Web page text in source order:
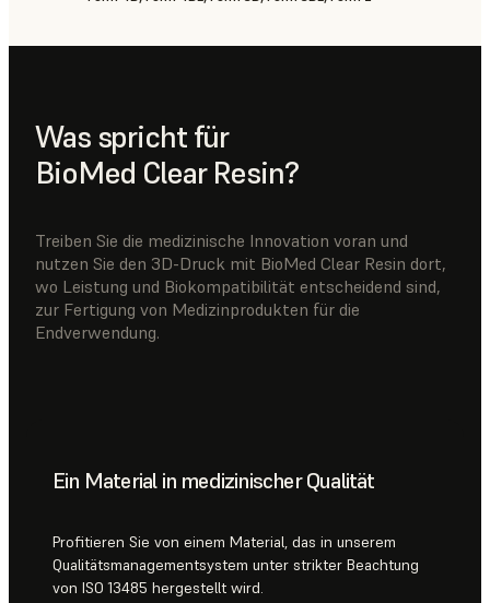
Was spricht für
BioMed Clear Resin?
Treiben Sie die medizinische Innovation voran und
nutzen Sie den 3D-Druck mit BioMed Clear Resin dort,
wo Leistung und Biokompatibilität entscheidend sind,
zur Fertigung von Medizinprodukten für die
Endverwendung.
Ein Material in medizinischer Qualität
Profitieren Sie von einem Material, das in unserem
Qualitätsmanagementsystem unter strikter Beachtung
von ISO 13485 hergestellt wird.